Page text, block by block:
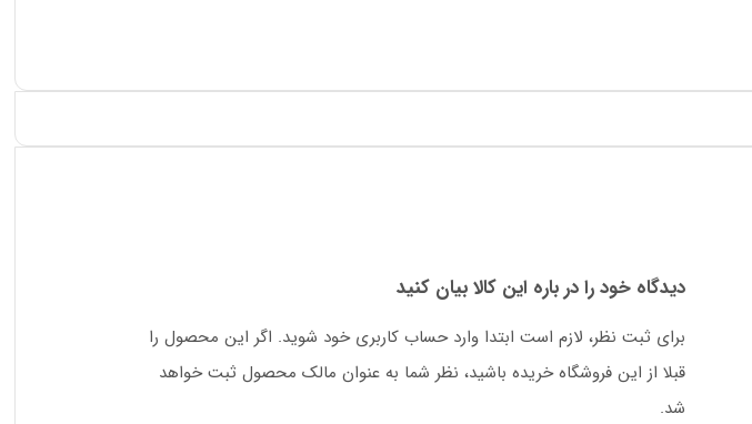
دیدگاه خود را در باره این کالا بیان کنید
برای ثبت نظر، لازم است ابتدا وارد حساب کاربری خود شوید. اگر این محصول را
قبلا از این فروشگاه خریده باشید، نظر شما به عنوان مالک محصول ثبت خواهد
شد.